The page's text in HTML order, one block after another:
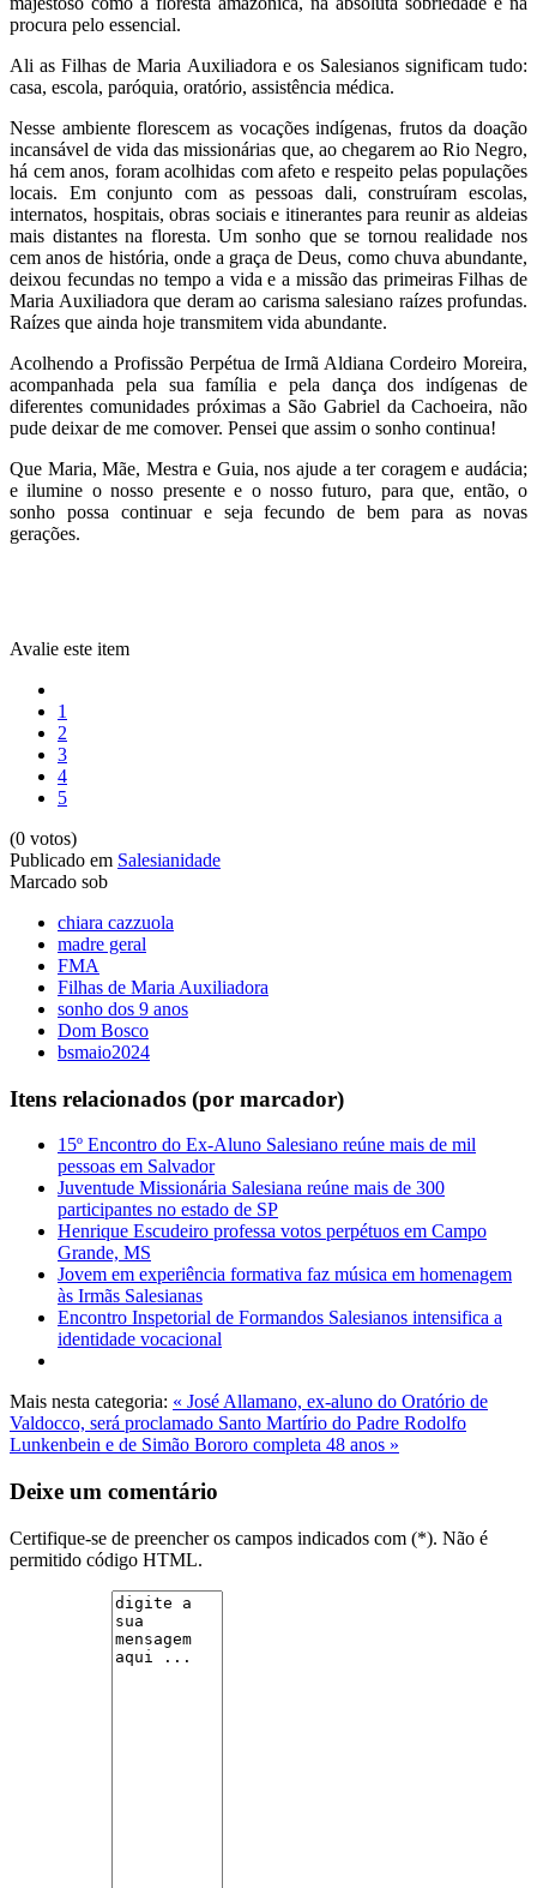
procura pelo essencial.
Ali as Filhas de Maria Auxiliadora e os Salesianos significam tudo:
casa, escola, paróquia, oratório, assistência médica.
Nesse ambiente florescem as vocações indígenas, frutos da doação
incansável de vida das missionárias que, ao chegarem ao Rio Negro,
há cem anos, foram acolhidas com afeto e respeito pelas populações
locais. Em conjunto com as pessoas dali, construíram escolas,
internatos, hospitais, obras sociais e itinerantes para reunir as aldeias
mais distantes na floresta. Um sonho que se tornou realidade nos
cem anos de história, onde a graça de Deus, como chuva abundante,
deixou fecundas no tempo a vida e a missão das primeiras Filhas de
Maria Auxiliadora que deram ao carisma salesiano raízes profundas.
Raízes que ainda hoje transmitem vida abundante.
Acolhendo a Profissão Perpétua de Irmã Aldiana Cordeiro Moreira,
acompanhada pela sua família e pela dança dos indígenas de
diferentes comunidades próximas a São Gabriel da Cachoeira, não
pude deixar de me comover. Pensei que assim o sonho continua!
Que Maria, Mãe, Mestra e Guia, nos ajude a ter coragem e audácia;
e ilumine o nosso presente e o nosso futuro, para que, então, o
sonho possa continuar e seja fecundo de bem para as novas
gerações.
Avalie este item
1
2
3
4
5
(0 votos)
Publicado em Salesianidade
Marcado sob
chiara cazzuola
madre geral
FMA
Filhas de Maria Auxiliadora
sonho dos 9 anos
Dom Bosco
bsmaio2024
Itens relacionados (por marcador)
15º Encontro do Ex-Aluno Salesiano reúne mais de mil
pessoas em Salvador
Juventude Missionária Salesiana reúne mais de 300
participantes no estado de SP
Henrique Escudeiro professa votos perpétuos em Campo
Grande, MS
Jovem em experiência formativa faz música em homenagem
às Irmãs Salesianas
Encontro Inspetorial de Formandos Salesianos intensifica a
identidade vocacional
Mais nesta categoria: « José Allamano, ex-aluno do Oratório de
Valdocco, será proclamado Santo Martírio do Padre Rodolfo
Lunkenbein e de Simão Bororo completa 48 anos »
Deixe um comentário
Certifique-se de preencher os campos indicados com (*). Não é
permitido código HTML.